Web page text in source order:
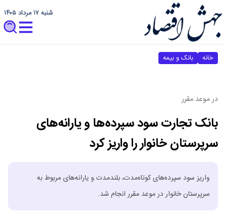
شنبه ۱۷ مرداد ۱۴۰۵
خانه بانک و بیمه
در موعد مقرر
بانک تجارت سود سپرده‌ها و یارانه‌های
سرپرستان خانوار را واریز کرد
واریز سود سپرده‌های کوتاه‌مدت، بلندمدت و یارانه‌های مربوط به
سرپرستان خانوار در موعد مقرر انجام شد.